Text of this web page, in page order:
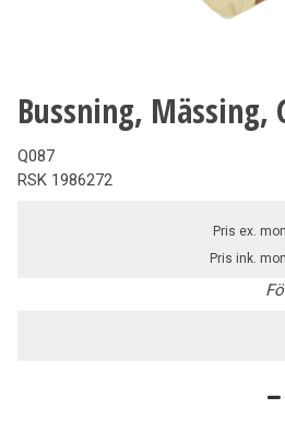
Bussning, Mässing,
Q087
RSK 1986272
Pris ex.
Pris ink.